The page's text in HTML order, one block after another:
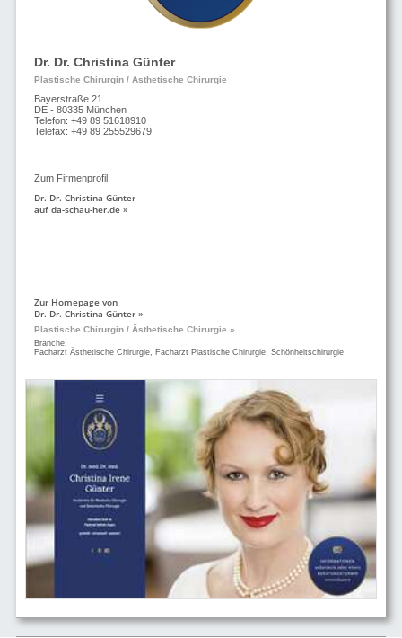
Dr. Dr. Christina Günter
Plastische Chirurgin / Ästhetische Chirurgie
Bayerstraße 21
DE - 80335 München
Telefon: +49 89 51618910
Telefax: +49 89 255529679
Zum Firmenprofil:
Dr. Dr. Christina Günter
auf da-schau-her.de »
Zur Homepage von
Dr. Dr. Christina Günter »
Plastische Chirurgin / Ästhetische Chirurgie »
Branche:
Facharzt Ästhetische Chirurgie, Facharzt Plastische Chirurgie, Schönheitschirurgie